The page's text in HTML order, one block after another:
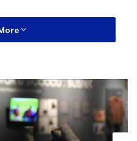
žena iz Travnika.